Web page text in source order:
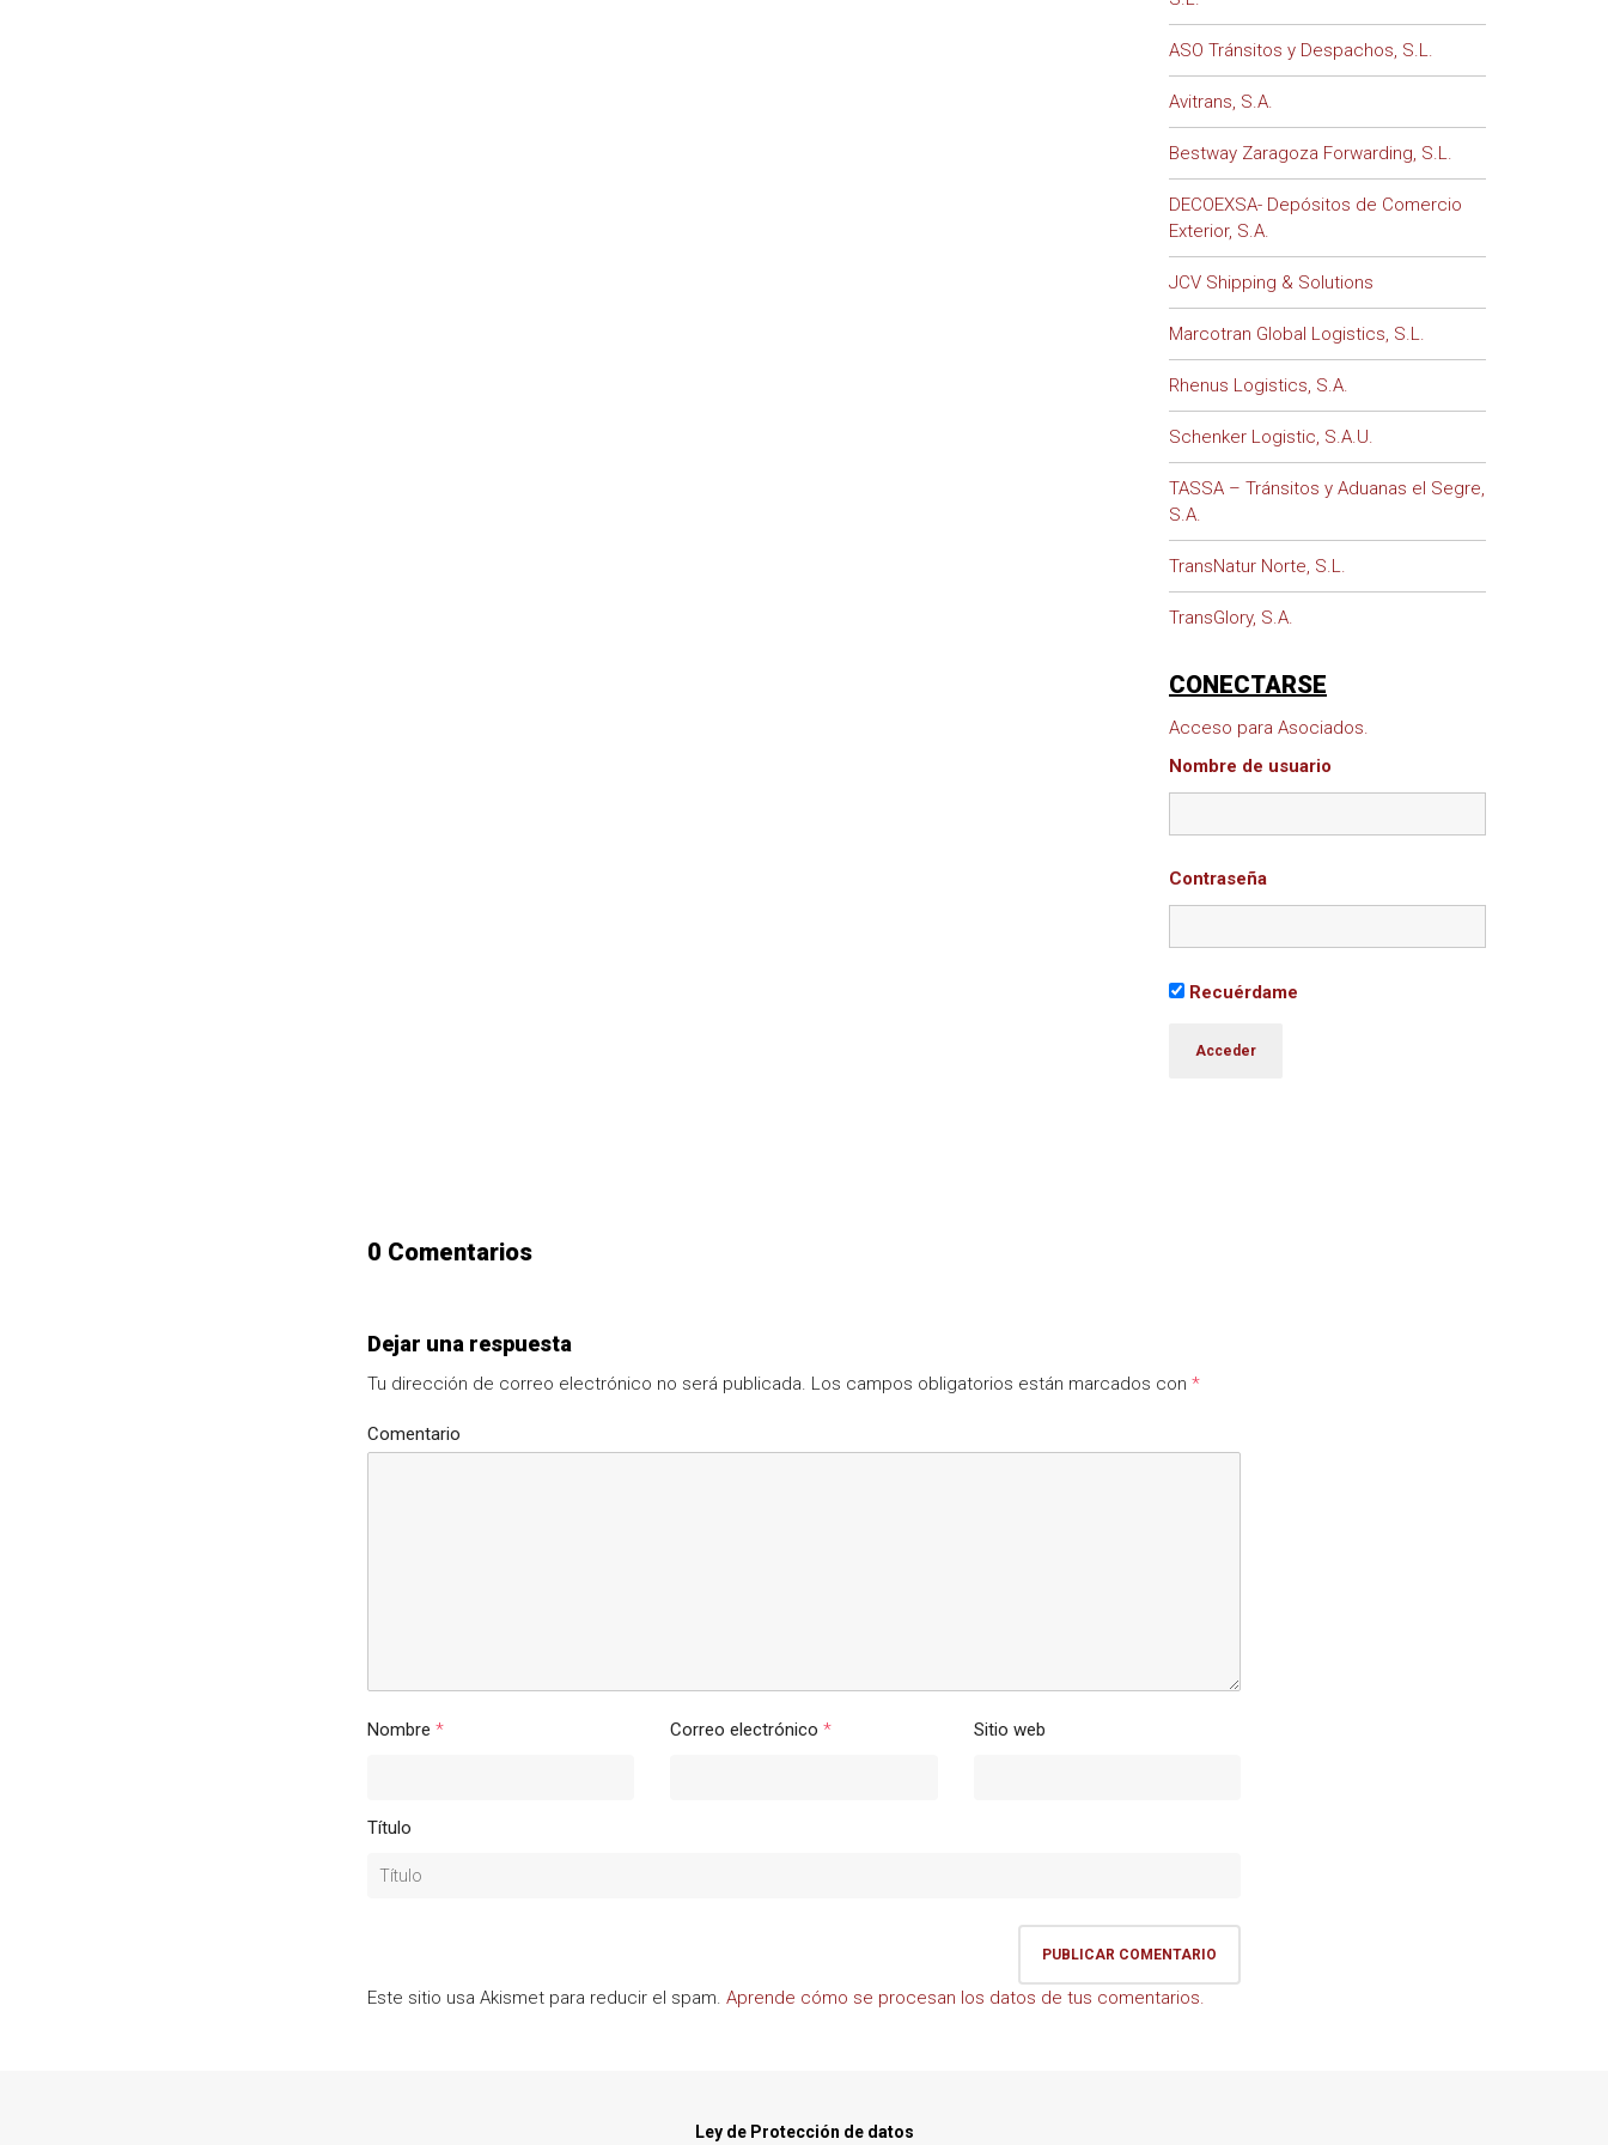
ASO Tránsitos y Despachos, S.L.
Avitrans, S.A.
Bestway Zaragoza Forwarding, S.L.
DECOEXSA- Depósitos de Comercio
Exterior, S.A.
JCV Shipping & Solutions
Marcotran Global Logistics, S.L.
Rhenus Logistics, S.A.
Schenker Logistic, S.A.U.
TASSA – Tránsitos y Aduanas el Segre,
S.A.
TransNatur Norte, S.L.
TransGlory, S.A.
CONECTARSE
Acceso para Asociados.
Nombre de usuario
Contraseña
Recuérdame
0 Comentarios
Dejar una respuesta
Tu dirección de correo electrónico no será publicada. Los campos obligatorios están marcados con *
Comentario
Nombre * Correo electrónico * Sitio web
Título
Este sitio usa Akismet para reducir el spam. Aprende cómo se procesan los datos de tus comentarios.
Ley de Protección de datos